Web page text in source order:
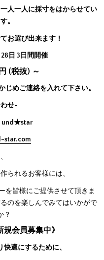
人一人に採寸をはからせてい
。
お選び出来ます！
日 3日間開催
(税抜) ～
めご連絡を入れて下さい。
せ-
und★star
star.com
られるお客様には、
を皆様にご提供させて頂きま
のを楽しんでみてはいかがで
？
会員募集中》
適にするために、